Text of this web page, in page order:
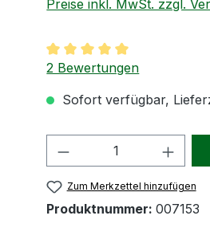
Preise inkl. MwSt. zzgl.
Durchschnittliche
2 Bewertungen
Sofort verfügbar,
Produkt Anzahl:
Zum Merkzettel hinzufügen
Produktnummer:007153